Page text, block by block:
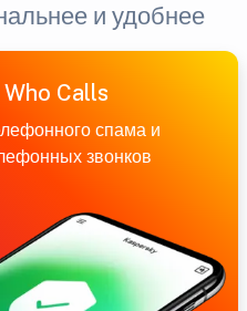
и удобнее
Calls
спама и
звонков